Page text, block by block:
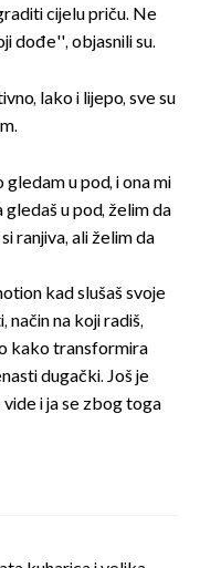
cijelu priču. Ne
dođe'', objasnili su.
lako i lijepo, sve su
u pod, i ona mi
u pod, želim da
ranjiva, ali želim da
kad slušaš svoje
na koji radiš,
kako transformira
dugački. Još je
i ja se zbog toga